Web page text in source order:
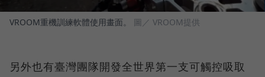
VROOM重機訓練軟體使用畫面。 圖／ VROOM提供
另外也有臺灣團隊開發全世界第一支可觸控吸取